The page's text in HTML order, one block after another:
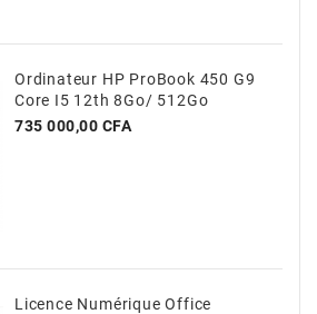
Ordinateur HP ProBook 450 G9
Core I5 12th 8Go/ 512Go
Prix
735 000,00 CFA
Licence Numérique Office